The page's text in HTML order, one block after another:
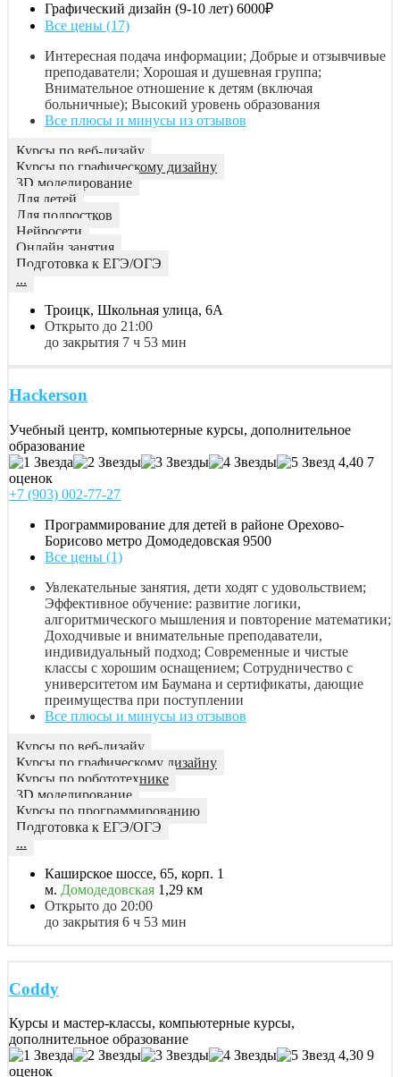
Графический дизайн (9-10 лет) 6000₽
Все цены (17)
Интересная подача информации; Добрые и отзывчивые
преподаватели; Хорошая и душевная группа;
Внимательное отношение к детям (включая
больничные); Высокий уровень образования
Все плюсы и минусы из отзывов
Курсы по веб-дизайу
Курсы по графическому дизайну
3D моделирование
Для детей
Для подростков
Нейросети
Онлайн занятия
Подготовка к ЕГЭ/ОГЭ
...
Троицк, Школьная улица, 6А
Открыто до 21:00
до закрытия 7 ч 53 мин
Hackerson
Учебный центр, компьютерные курсы, дополнительное
образование
4,40 7
оценок
+7 (903) 002-77-27
Программирование для детей в районе Орехово-
Борисово метро Домодедовская 9500
Все цены (1)
Увлекательные занятия, дети ходят с удовольствием;
Эффективное обучение: развитие логики,
алгоритмического мышления и повторение математики;
Доходчивые и внимательные преподаватели,
индивидуальный подход; Современные и чистые
классы с хорошим оснащением; Сотрудничество с
университетом им Баумана и сертификаты, дающие
преимущества при поступлении
Все плюсы и минусы из отзывов
Курсы по веб-дизайу
Курсы по графическому дизайну
Курсы по робототехнике
3D моделирование
Курсы по программированию
Подготовка к ЕГЭ/ОГЭ
...
Каширское шоссе, 65, корп. 1
м. Домодедовская 1,29 км
Открыто до 20:00
до закрытия 6 ч 53 мин
Coddy
Курсы и мастер-классы, компьютерные курсы,
дополнительное образование
4,30 9
оценок